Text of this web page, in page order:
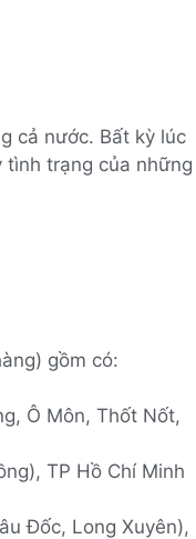
cả nước. Bất kỳ lúc
tình trạng của những
gồm có:
Ô Môn, Thốt Nốt,
TP Hồ Chí Minh
Đốc, Long Xuyên),